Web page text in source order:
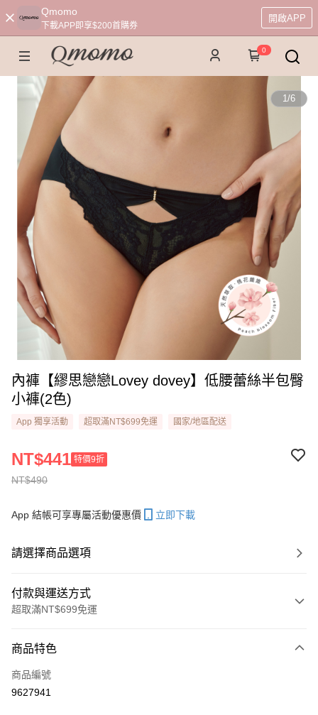
Qmomo
下載APP即享$200首購券
開啟APP
0
1/6
內褲【繆思戀戀Lovey dovey】低腰蕾絲半包臀
小褲(2色)
App 獨享活動 超取滿NT$699免運 國家/地區配送
NT$490
NT$441 特價9折
App 結帳可享專屬活動優惠價 立即下載
請選擇商品選項
付款與運送方式
超取滿NT$699免運
信用卡一次付款
信用卡分期付款
商品特色
商品編號
9627941